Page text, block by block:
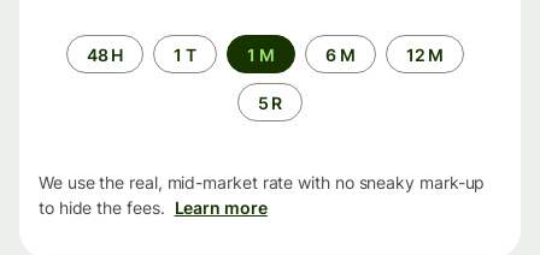
Time
period
48 H 1 T 1 M 6 M 12 M
5 R
We use the real, mid-market rate with no sneaky mark-up
to hide the fees. Learn more